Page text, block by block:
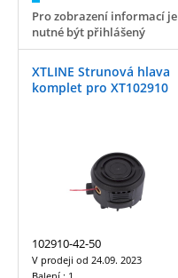
Pro zobrazení informací je
nutné být přihlášený
XTLINE Strunová hlava
komplet pro XT102910
102910-42-50
V prodeji od 24.09. 2023